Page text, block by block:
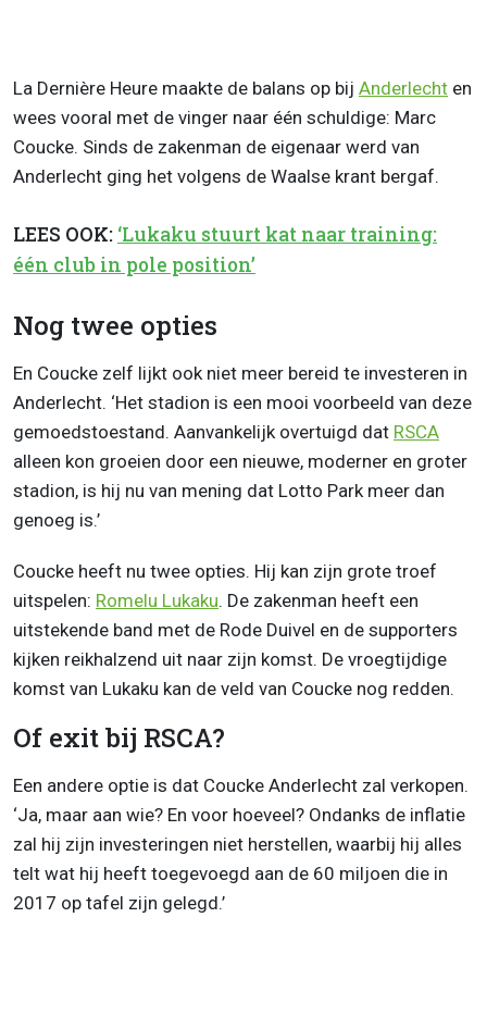
La Dernière Heure maakte de balans op bij Anderlecht en
wees vooral met de vinger naar één schuldige: Marc
Coucke. Sinds de zakenman de eigenaar werd van
Anderlecht ging het volgens de Waalse krant bergaf.
LEES OOK: ‘Lukaku stuurt kat naar training:
één club in pole position’
Nog twee opties
En Coucke zelf lijkt ook niet meer bereid te investeren in
Anderlecht. ‘Het stadion is een mooi voorbeeld van deze
gemoedstoestand. Aanvankelijk overtuigd dat RSCA
alleen kon groeien door een nieuwe, moderner en groter
stadion, is hij nu van mening dat Lotto Park meer dan
genoeg is.’
Coucke heeft nu twee opties. Hij kan zijn grote troef
uitspelen: Romelu Lukaku. De zakenman heeft een
uitstekende band met de Rode Duivel en de supporters
kijken reikhalzend uit naar zijn komst. De vroegtijdige
komst van Lukaku kan de veld van Coucke nog redden.
Of exit bij RSCA?
Een andere optie is dat Coucke Anderlecht zal verkopen.
‘Ja, maar aan wie? En voor hoeveel? Ondanks de inflatie
zal hij zijn investeringen niet herstellen, waarbij hij alles
telt wat hij heeft toegevoegd aan de 60 miljoen die in
2017 op tafel zijn gelegd.’